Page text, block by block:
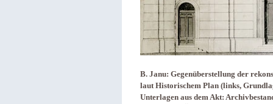
B. Janu: Gegenüberstellung der
laut Historischem Plan (links,
Unterlagen aus dem Akt: